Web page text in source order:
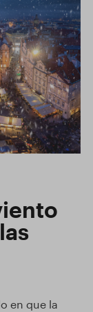
en que la